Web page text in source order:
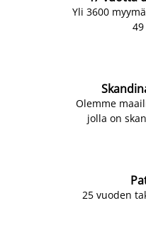
Yli 3600
Olemme
jolla on
25 vuoden